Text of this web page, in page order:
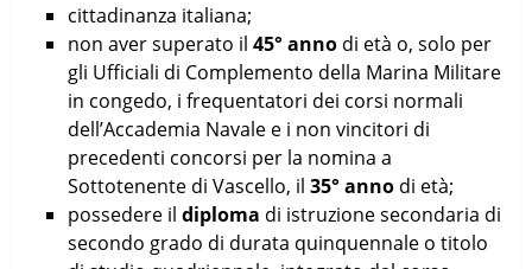
cittadinanza italiana;
non aver superato il 45° annodi età o, solo per
gli Ufficiali di Complemento della Marina Militare
in congedo, i frequentatori dei corsi normali
dell’Accademia Navale e i non vincitori di
precedenti concorsi per la nomina a
Sottotenente di Vascello, il 35° annodi età;
possedere il diploma di istruzione secondaria di
secondo grado di durata quinquennale o titolo